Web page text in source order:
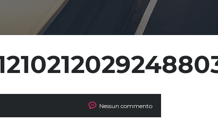
Nessun commento